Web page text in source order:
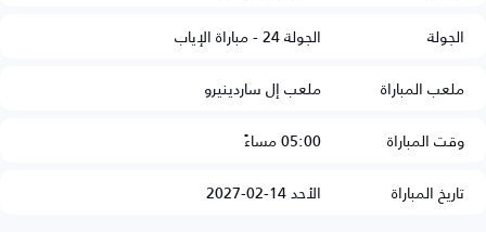
الجولة
الجولة 24 - مباراة الإياب
ملعب المباراة
ملعب إل ساردينيرو
وقت المباراة
05:00 مساءً
تاريخ المباراة
الأحد 14-02-2027